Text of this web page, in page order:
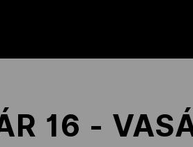
16 -